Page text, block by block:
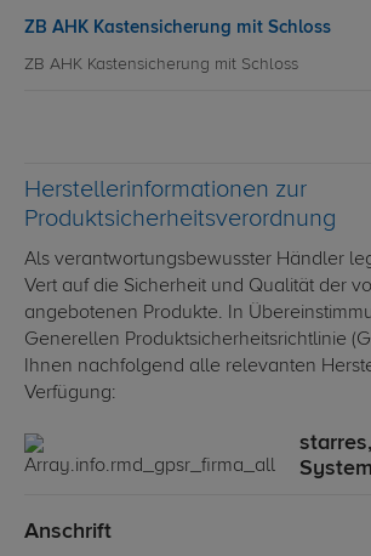
ZB AHK Kastensicherung mit Schloss
ZB AHK Kastensicherung mit Schloss
Herstellerinformationen zur
Produktsicherheitsverordnung
Als verantwortungsbewusster Händler
Vert auf die Sicherheit und Qualität der
angebotenen Produkte. In
Generellen Produktsicherheitsrichtlinie
Ihnen nachfolgend alle relevanten
Verfügung:
System
Anschrift